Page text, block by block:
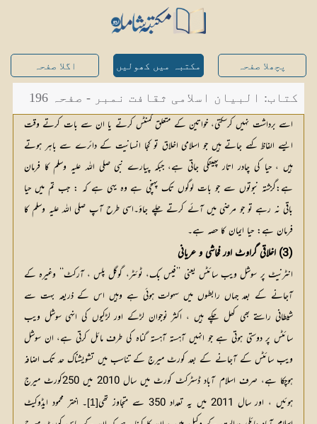
پچھلا صفحہ مکتبہ میں کھولیں اگلا صفحہ
کتاب: البیان اسلامی ثقافت نمبر - صفحہ 196
اسے برداشت نہیں کرسکتی، خواتین کے متعلق کمنٹس کرتے یا ان سے بات کرتے وقت
ایسے الفاظ کہے جاتے ہیں جو اسلامی اخلاق تو کجا انسانیت کے دائرے سے باہر ہوتے
ہیں ، حیا کی چادر اتار پھینکی جاتی ہے، جبکہ پیارے نبی صلی اللہ علیہ وسلم کا فرمان
ہے:گزشتہ نبوتوں سے جو بات لوگوں تک پہنچی ہے وہ یہی ہے کہ : جب تم میں حیا
باقی نہ رہے تو جو مرضی میں آئے کرتے چلے جاؤ۔اسی طرح آپ صلی اللہ علیہ وسلم کا
فرمان ہے: حیا ایمان کا حصہ ہے۔
(3) اخلاقی گراوٹ اور فحاشی و عریانی
انٹرنیٹ پر سوشل ویب سائٹس یعنی ’’فیس بک، ٹوئٹر، گوگل پلس ، آرکٹ‘‘ وغیرہ کے
آجانے کے بعد جہاں رابطوں میں سہولت ہوئی ہے وہیں اس کے ذریعہ بہت سے
شیطانی راستے بھی کھل چکے ہیں ، اکثر نوجوان لڑکے اور لڑکیوں کی انہی سوشل ویب
سائٹس پر دوستی ہوتی ہے جو انہیں آہستہ آہستہ گناہ کی طرف مائل کرتی ہے، ان سوشل
ویب سائٹس کے آجانے کے بعد کورٹ میرج کے تناسب میں تشویشناک حد تک اضافہ
ہوچکا ہے، صرف اسلام آباد ڈسٹرکٹ کورٹ میں سال 2010 میں 250کورٹ میرج
ہوئیں ، اور سال 2011 میں یہ تعداد 350 سے متجاوز تھی
[1]